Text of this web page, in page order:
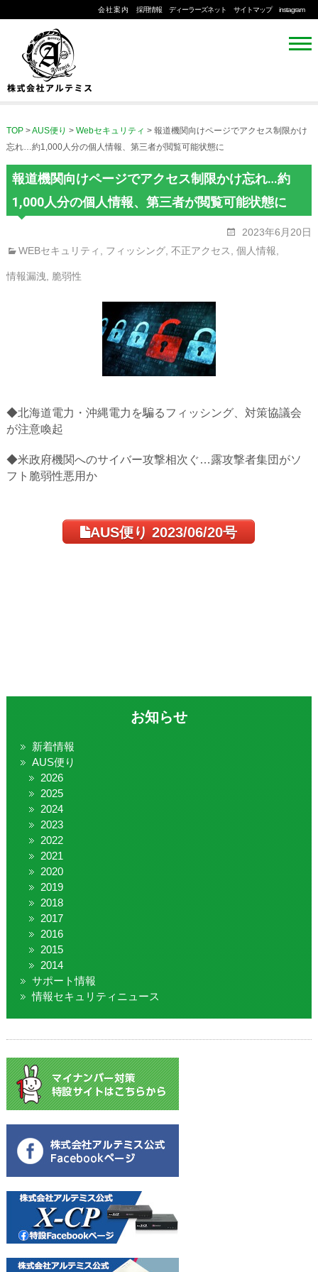
会社案内 採用情報 ディーラーズネット サイトマップ instagram
TOP>AUS便り > Webセキュリティ > 報道機関向けページでアクセス制限かけ
忘れ…約1,000人分の個人情報、第三者が閲覧可能状態に
報道機関向けページでアクセス制限かけ忘れ…約
1,000人分の個人情報、第三者が閲覧可能状態に
2023年6月20日
WEBセキュリティ
フィッシング, 不正アクセス 個人情報
情報漏洩 脆弱性
◆北海道電力・沖縄電力を騙るフィッシング、対策協議会
が注意喚起
◆米政府機関へのサイバー攻撃相次ぐ…露攻撃者集団がソ
フト脆弱性悪用か
AUS便り 2023/06/20号
お知らせ
新着情報
AUS便り
2026
2025
2024
2023
2022
2021
2020
2019
2018
2017
2016
2015
2014
サポート情報
情報セキュリティニュース